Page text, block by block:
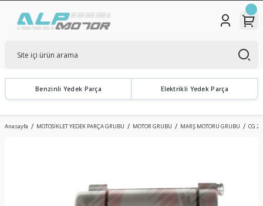
Benzinli Yedek Parça Elektrikli Yedek Parça
Anasayfa MOTOSİKLET YEDEK PARÇA GRUBU MOTOR GRUBU MARŞ MOTORU GRUBU CG